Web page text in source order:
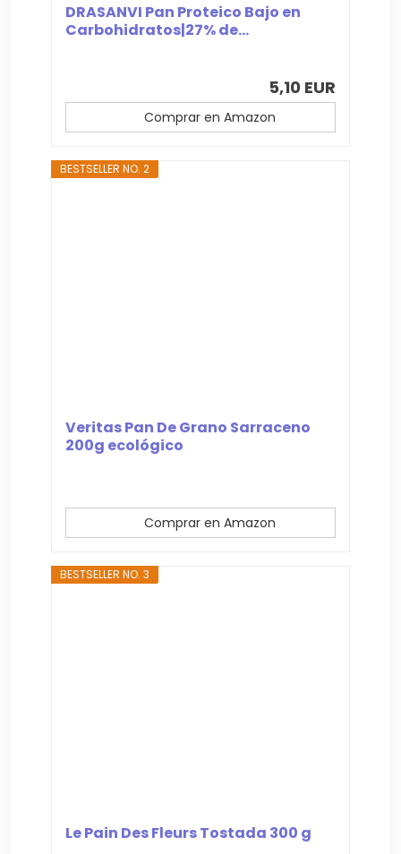
DRASANVI Pan Proteico Bajo en
Carbohidratos|27% de...
5,10 EUR
Comprar en Amazon
BESTSELLER NO. 2
Veritas Pan De Grano Sarraceno
200g ecológico
Comprar en Amazon
BESTSELLER NO. 3
Le Pain Des Fleurs Tostada 300 g